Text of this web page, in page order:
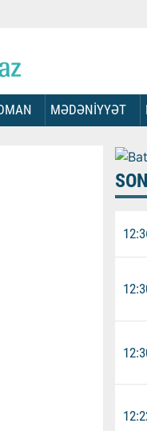
MƏDƏNİYYƏT